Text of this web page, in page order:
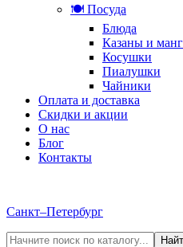
🍽️ Посуда
Блюда
Казаны и
Косушки
Пиалушки
Чайники
Оплата и доставка
Скидки и акции
О нас
Блог
Контакты
Санкт–Петербург